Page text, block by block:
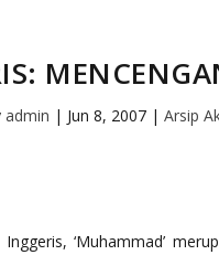
admin | Jun 8, 2007| Arsip
‘Muhammad’